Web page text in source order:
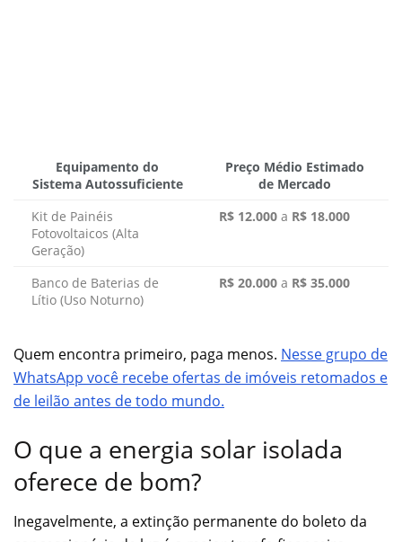
Equipamento do
Sistema Autossuficiente
Preço Médio Estimado
de Mercado
Kit de Painéis
Fotovoltaicos (Alta
Geração)
R$ 12.000 a R$ 18.000
Banco de Baterias de
Lítio (Uso Noturno)
R$ 20.000 a R$ 35.000
Quem encontra primeiro, paga menos. Nesse grupo de
WhatsApp você recebe ofertas de imóveis retomados e
de leilão antes de todo mundo.
O que a energia solar isolada
oferece de bom?
Inegavelmente, a extinção permanente do boleto da